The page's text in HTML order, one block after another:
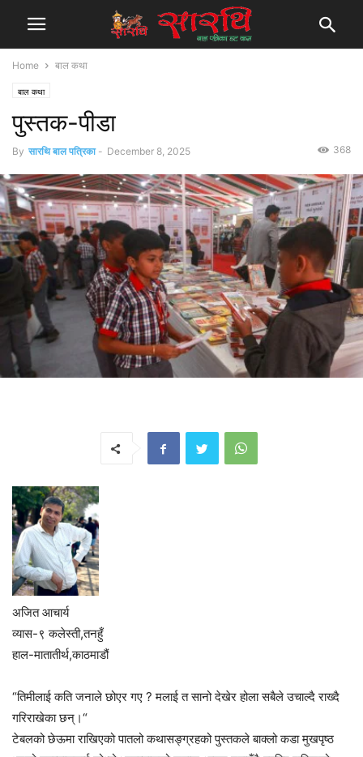
Home बाल कथा
बाल कथा
पुस्तक-पीडा
By सारथि बाल पत्रिका - December 8, 2025 368
अजित आचार्य
व्यास-९ कलेस्ती,तनहुँ
हाल-मातातीर्थ,काठमाडौं
“तिमीलाई कति जनाले छोएर गए ? मलाई त सानो देखेर होला सबैले उचाल्दै राख्दै
गरिराखेका छन्।“
टेबलको छेऊमा राखिएको पातलो कथासङ्ग्रहको पुस्तकले बाक्लो कडा मुखपृष्ठ